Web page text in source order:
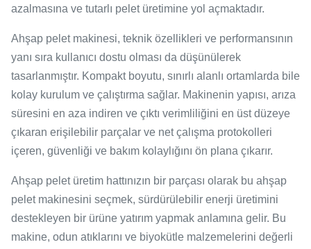
azalmasına ve tutarlı pelet üretimine yol açmaktadır.
Ahşap pelet makinesi, teknik özellikleri ve performansının
yanı sıra kullanıcı dostu olması da düşünülerek
tasarlanmıştır. Kompakt boyutu, sınırlı alanlı ortamlarda bile
kolay kurulum ve çalıştırma sağlar. Makinenin yapısı, arıza
süresini en aza indiren ve çıktı verimliliğini en üst düzeye
çıkaran erişilebilir parçalar ve net çalışma protokolleri
içeren, güvenliği ve bakım kolaylığını ön plana çıkarır.
Ahşap pelet üretim hattınızın bir parçası olarak bu ahşap
pelet makinesini seçmek, sürdürülebilir enerji üretimini
destekleyen bir ürüne yatırım yapmak anlamına gelir. Bu
makine, odun atıklarını ve biyokütle malzemelerini değerli